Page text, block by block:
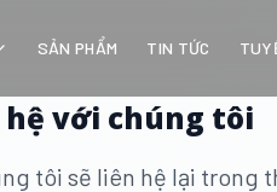
SẢN PHẨM TIN TỨC
hệ với chúng tôi
tôi sẽ liên hệ lại trong